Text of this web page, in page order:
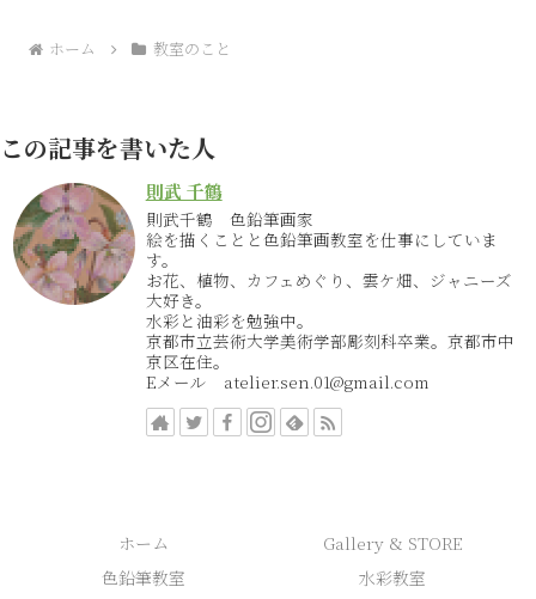
ホーム 教室のこと
この記事を書いた人
則武 千鶴
則武千鶴 色鉛筆画家
絵を描くことと色鉛筆画教室を仕事にしていま
す。
お花、植物、カフェめぐり、雲ケ畑、ジャニーズ
大好き。
水彩と油彩を勉強中。
京都市立芸術大学美術学部彫刻科卒業。京都市中
京区在住。
Eメール atelier.sen.01@gmail.com
ホーム
Gallery & STORE
色鉛筆教室
水彩教室